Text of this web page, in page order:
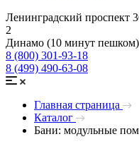
Ленинградский проспект
2
Динамо (10 минут пешком)
8 (800) 301-93-18
8 (499) 490-63-08
Главная страница
Каталог
Бани: модульные